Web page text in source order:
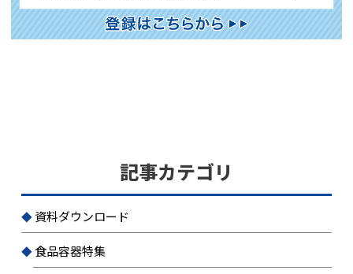
記事カテゴリ
資料ダウンロード
食品容器特集